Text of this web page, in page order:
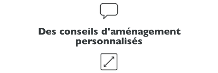
Des conseils d'aménagement
personnalisés